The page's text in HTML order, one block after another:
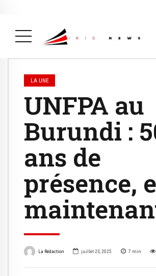
LA UNE
UNFPA au
Burundi :
ans de
présence,
La Rédaction juillet 23, 2025 7 min